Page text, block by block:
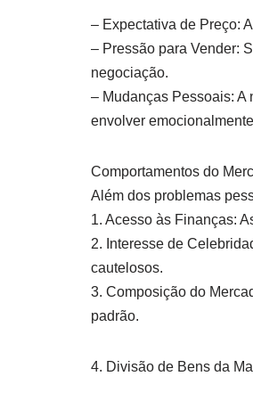
– Expectativa de Preço:
– Pressão para Vender:
negociação.
– Mudanças Pessoais: A
envolver
Comportamentos do
Além dos problemas
1. Acesso às Finanças:
2. Interesse de
cautelosos.
3. Composição do
padrão.
4. Divisão de Bens da